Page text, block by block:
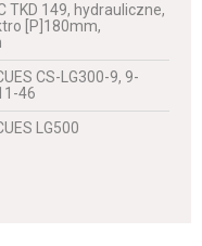
TKD 149, hydrauliczne,
[P]180mm,
CS-LG300-9, 9-
46
LG500